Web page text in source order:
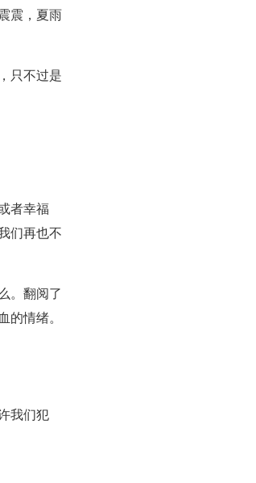
震，夏雨
只不过是
者幸福
们再也不
。翻阅了
的情绪。
我们犯